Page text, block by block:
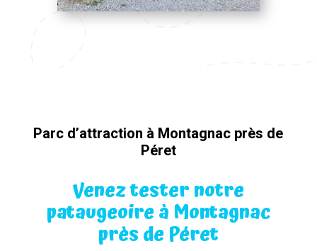
Parc d’attraction à Montagnac près de
Péret
Venez tester notre
pataugeoire à Montagnac
près de Péret